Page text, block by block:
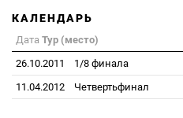
КАЛЕНДАРЬ
Дата Тур (место)
26.10.2011
1/8 финала
11.04.2012
Четвертьфинал